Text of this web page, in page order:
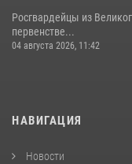
Росгвардейцы из
первенстве...
04 августа 2026, 11:42
НАВИГАЦИЯ
Новости